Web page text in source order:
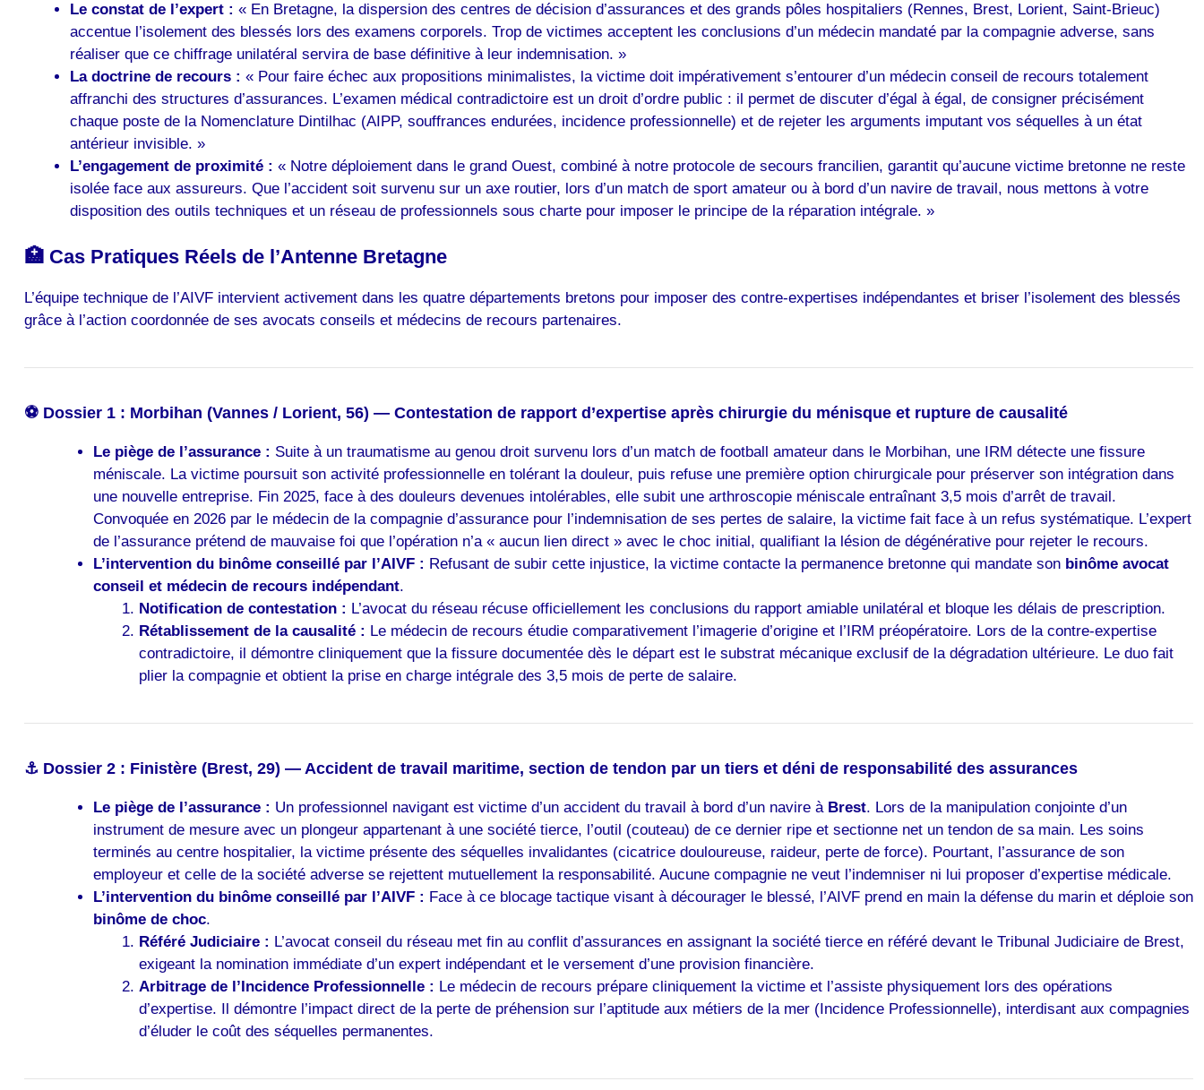
Le constat de l’expert : « En Bretagne, la dispersion des centres de décision d’assurances et des grands pôles hospitaliers (Rennes, Brest, Lorient, Saint-Brieuc)
accentue l’isolement des blessés lors des examens corporels. Trop de victimes acceptent les conclusions d’un médecin mandaté par la compagnie adverse, sans
réaliser que ce chiffrage unilatéral servira de base définitive à leur indemnisation. »
La doctrine de recours : « Pour faire échec aux propositions minimalistes, la victime doit impérativement s’entourer d’un médecin conseil de recours totalement
affranchi des structures d’assurances. L’examen médical contradictoire est un droit d’ordre public : il permet de discuter d’égal à égal, de consigner précisément
chaque poste de la Nomenclature Dintilhac (AIPP, souffrances endurées, incidence professionnelle) et de rejeter les arguments imputant vos séquelles à un état
antérieur invisible. »
L’engagement de proximité : « Notre déploiement dans le grand Ouest, combiné à notre protocole de secours francilien, garantit qu’aucune victime bretonne ne reste
isolée face aux assureurs. Que l’accident soit survenu sur un axe routier, lors d’un match de sport amateur ou à bord d’un navire de travail, nous mettons à votre
disposition des outils techniques et un réseau de professionnels sous charte pour imposer le principe de la réparation intégrale. »
🏥 Cas Pratiques Réels de l’Antenne Bretagne
L’équipe technique de l’AIVF intervient activement dans les quatre départements bretons pour imposer des contre-expertises indépendantes et briser l’isolement des blessés
grâce à l’action coordonnée de ses avocats conseils et médecins de recours partenaires.
⚽ Dossier 1 : Morbihan (Vannes / Lorient, 56) — Contestation de rapport d’expertise après chirurgie du ménisque et rupture de causalité
Le piège de l’assurance : Suite à un traumatisme au genou droit survenu lors d’un match de football amateur dans le Morbihan, une IRM détecte une fissure
méniscale. La victime poursuit son activité professionnelle en tolérant la douleur, puis refuse une première option chirurgicale pour préserver son intégration dans
une nouvelle entreprise. Fin 2025, face à des douleurs devenues intolérables, elle subit une arthroscopie méniscale entraînant 3,5 mois d’arrêt de travail.
Convoquée en 2026 par le médecin de la compagnie d’assurance pour l’indemnisation de ses pertes de salaire, la victime fait face à un refus systématique. L’expert
de l’assurance prétend de mauvaise foi que l’opération n’a « aucun lien direct » avec le choc initial, qualifiant la lésion de dégénérative pour rejeter le recours.
L’intervention du binôme conseillé par l’AIVF : Refusant de subir cette injustice, la victime contacte la permanence bretonne qui mandate son binôme avocat
conseil et médecin de recours indépendant.
Notification de contestation : L’avocat du réseau récuse officiellement les conclusions du rapport amiable unilatéral et bloque les délais de prescription.
Rétablissement de la causalité : Le médecin de recours étudie comparativement l’imagerie d’origine et l’IRM préopératoire. Lors de la contre-expertise
contradictoire, il démontre cliniquement que la fissure documentée dès le départ est le substrat mécanique exclusif de la dégradation ultérieure. Le duo fait
plier la compagnie et obtient la prise en charge intégrale des 3,5 mois de perte de salaire.
⚓ Dossier 2 : Finistère (Brest, 29) — Accident de travail maritime, section de tendon par un tiers et déni de responsabilité des assurances
Le piège de l’assurance : Un professionnel navigant est victime d’un accident du travail à bord d’un navire à Brest. Lors de la manipulation conjointe d’un
instrument de mesure avec un plongeur appartenant à une société tierce, l’outil (couteau) de ce dernier ripe et sectionne net un tendon de sa main. Les soins
terminés au centre hospitalier, la victime présente des séquelles invalidantes (cicatrice douloureuse, raideur, perte de force). Pourtant, l’assurance de son
employeur et celle de la société adverse se rejettent mutuellement la responsabilité. Aucune compagnie ne veut l’indemniser ni lui proposer d’expertise médicale.
L’intervention du binôme conseillé par l’AIVF : Face à ce blocage tactique visant à décourager le blessé, l’AIVF prend en main la défense du marin et déploie son
binôme de choc.
Référé Judiciaire : L’avocat conseil du réseau met fin au conflit d’assurances en assignant la société tierce en référé devant le Tribunal Judiciaire de Brest,
exigeant la nomination immédiate d’un expert indépendant et le versement d’une provision financière.
Arbitrage de l’Incidence Professionnelle : Le médecin de recours prépare cliniquement la victime et l’assiste physiquement lors des opérations
d’expertise. Il démontre l’impact direct de la perte de préhension sur l’aptitude aux métiers de la mer (Incidence Professionnelle), interdisant aux compagnies
d’éluder le coût des séquelles permanentes.